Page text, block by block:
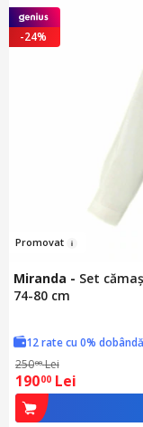
-24%
Promovat
Miranda - Set
74-80 cm
12 rate cu 0% dobândă
25000 Lei
19000 Lei